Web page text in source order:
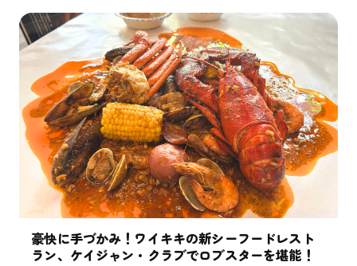
豪快に手づかみ！ワイキキの新シーフードレスト
ラン、ケイジャン・クラブでロブスターを堪能！